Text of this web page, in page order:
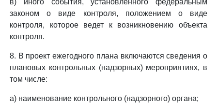
в) иного события, установленного федеральным
законом о виде контроля, положением о виде
контроля, которое ведет к возникновению объекта
контроля.
8. В проект ежегодного плана включаются сведения о
плановых контрольных (надзорных) мероприятиях, в
том числе:
а) наименование контрольного (надзорного) органа;